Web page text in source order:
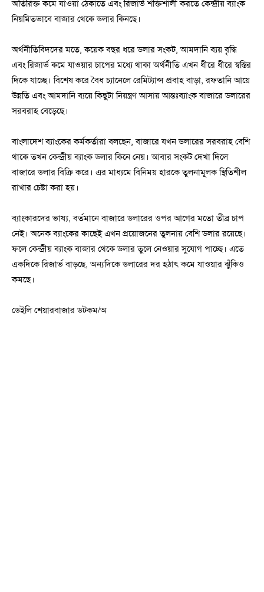
অতিরিক্ত কমে যাওয়া ঠেকাতে এবং রিজার্ভ শক্তিশালী করতে কেন্দ্রীয় ব্যাংক
নিয়মিতভাবে বাজার থেকে ডলার কিনছে।
অর্থনীতিবিদদের মতে, কয়েক বছর ধরে ডলার সংকট, আমদানি ব্যয় বৃদ্ধি
এবং রিজার্ভ কমে যাওয়ার চাপের মধ্যে থাকা অর্থনীতি এখন ধীরে ধীরে স্বস্তির
দিকে যাচ্ছে। বিশেষ করে বৈধ চ্যানেলে রেমিট্যান্স প্রবাহ বাড়া, রফতানি আয়ে
উন্নতি এবং আমদানি ব্যয়ে কিছুটা নিয়ন্ত্রণ আসায় আন্তঃব্যাংক বাজারে ডলারের
সরবরাহ বেড়েছে।
বাংলাদেশ ব্যাংকের কর্মকর্তারা বলছেন, বাজারে যখন ডলারের সরবরাহ বেশি
থাকে তখন কেন্দ্রীয় ব্যাংক ডলার কিনে নেয়। আবার সংকট দেখা দিলে
বাজারে ডলার বিক্রি করে। এর মাধ্যমে বিনিময় হারকে তুলনামূলক স্থিতিশীল
রাখার চেষ্টা করা হয়।
ব্যাংকারদের ভাষ্য, বর্তমানে বাজারে ডলারের ওপর আগের মতো তীব্র চাপ
নেই। অনেক ব্যাংকের কাছেই এখন প্রয়োজনের তুলনায় বেশি ডলার রয়েছে।
ফলে কেন্দ্রীয় ব্যাংক বাজার থেকে ডলার তুলে নেওয়ার সুযোগ পাচ্ছে। এতে
একদিকে রিজার্ভ বাড়ছে, অন্যদিকে ডলারের দর হঠাৎ কমে যাওয়ার ঝুঁকিও
কমছে।
ডেইলি শেয়ারবাজার ডটকম/অ